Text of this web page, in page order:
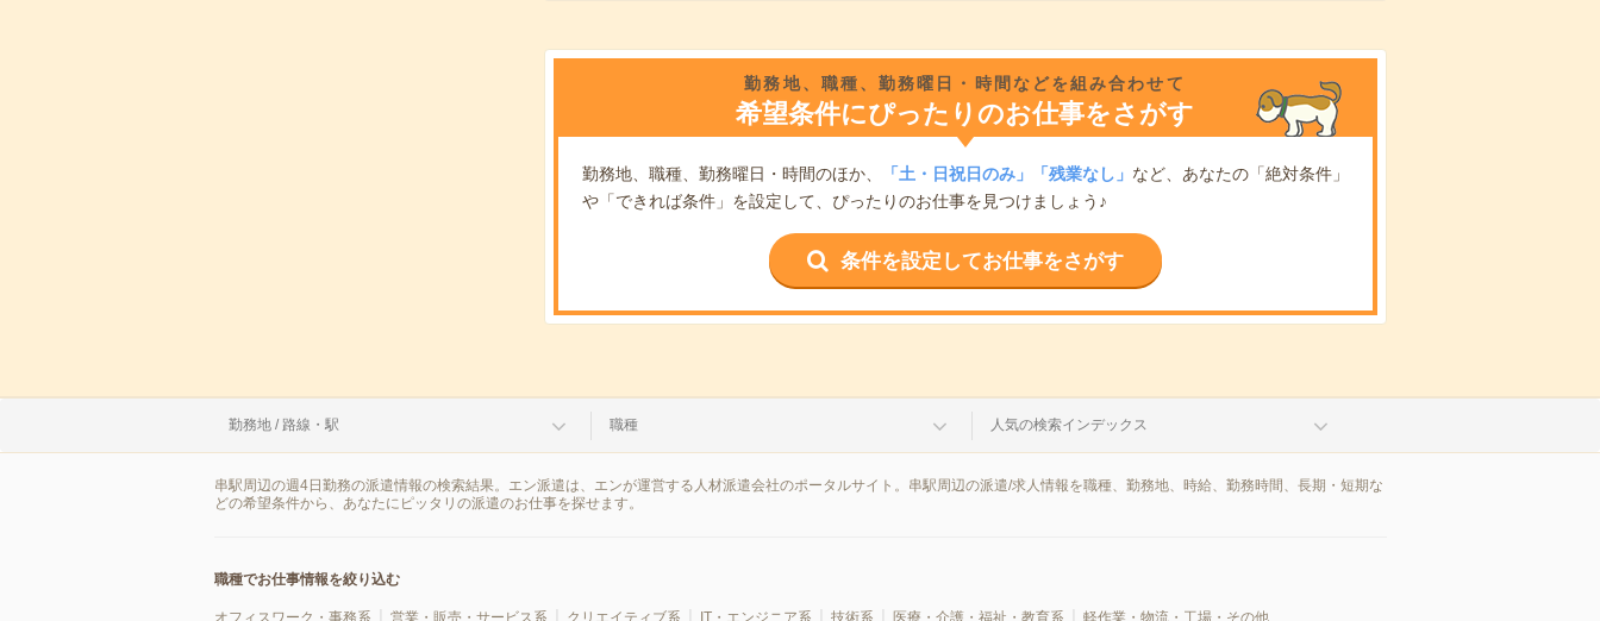
勤務地、職種、勤務曜日・時間などを組み合わせて
希望条件にぴったりのお仕事をさがす
勤務地、職種、勤務曜日・時間のほか、 「土・日祝日のみ」「残業なし」 など、あなたの「絶対条件」
や「できれば条件」を設定して、ぴったりのお仕事を見つけましょう♪
条件を設定してお仕事をさがす
勤務地 / 路線・駅 職種 人気の検索インデックス
串駅周辺の週4日勤務の派遣情報の検索結果。エン派遣は、エンが運営する人材派遣会社のポータルサイト。串駅周辺の派遣/求人情報を職種、勤務地、時給、勤務時間、長期・短期な
どの希望条件から、あなたにピッタリの派遣のお仕事を探せます。
職種でお仕事情報を絞り込む
オフィスワーク・事務系 営業・販売・サービス系 クリエイティブ系 IT・エンジニア系 技術系 医療・介護・福祉・教育系 軽作業・物流・工場・その他